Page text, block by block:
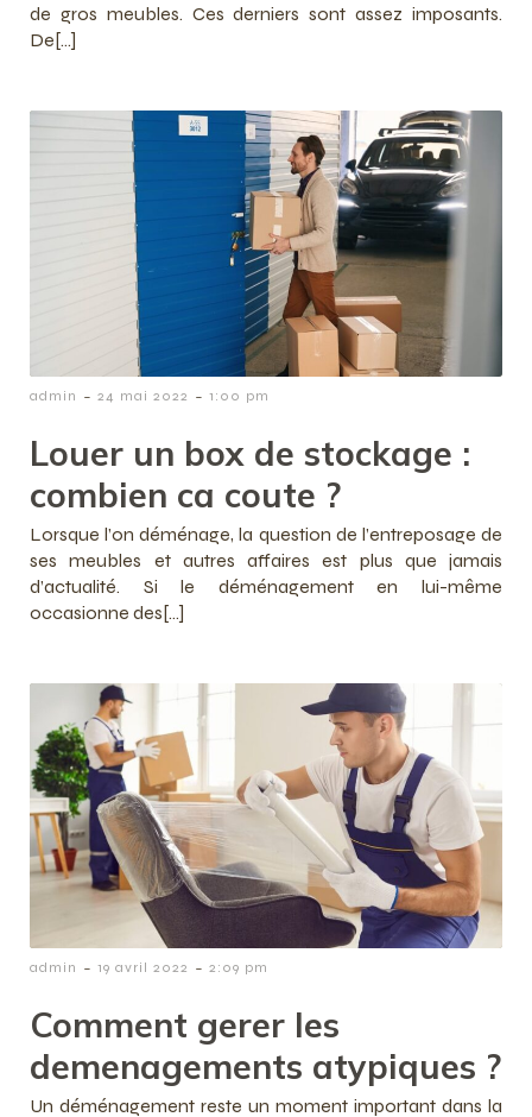
de gros meubles. Ces derniers sont assez imposants.
De[…]
admin - 24 mai 2022 - 1:00 pm
Louer un box de stockage :
combien ca coute ?
Lorsque l’on déménage, la question de l’entreposage de
ses meubles et autres affaires est plus que jamais
d’actualité. Si le déménagement en lui-même
occasionne des[…]
admin - 19 avril 2022 - 2:09 pm
Comment gerer les
demenagements atypiques ?
Un déménagement reste un moment important dans la